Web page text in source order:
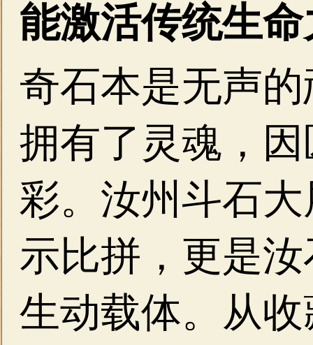
能激活传统生命
奇石本是无声
拥有了灵魂，
彩。汝州斗石
示比拼，更是
生动载体。从